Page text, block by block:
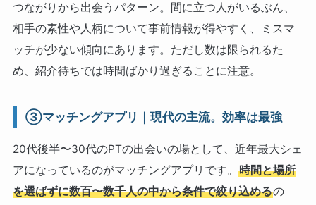
つながりから出会うパターン。間に立つ人がいるぶん、
相手の素性や人柄について事前情報が得やすく、ミスマ
ッチが少ない傾向にあります。ただし数は限られるた
め、紹介待ちでは時間ばかり過ぎることに注意。
③マッチングアプリ｜現代の主流。効率は最強
20代後半〜30代のPTの出会いの場として、近年最大シェ
アになっているのがマッチングアプリです。 時間と場所
を選ばずに数百〜数千人の中から条件で絞り込めるの